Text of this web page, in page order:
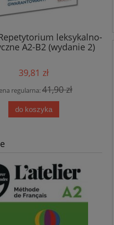
leksykalno-
A2-B2 (wydanie 2)
39,81 zł
regularna:41,90 zł
do koszyka